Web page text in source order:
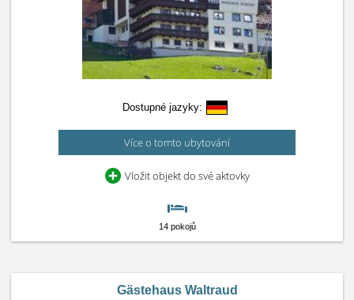
Dostupné jazyky:
Více o tomto ubytování
Vložit objekt do své aktovky
14 pokojů
Gästehaus Waltraud